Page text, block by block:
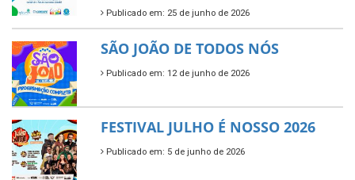
Publicado em: 25 de junho de 2026
SÃO JOÃO DE TODOS NÓS
Publicado em: 12 de junho de 2026
FESTIVAL JULHO É NOSSO 2026
Publicado em: 5 de junho de 2026